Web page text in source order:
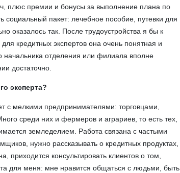
плюс премии и бонусы за выполнение плана по
пакет: лечебное пособие, путевки для
оказалось так. После трудоустройства я бы к
кредитных экспертов она очень понятная и
начальника отделения или филиала вполне
достаточно.
эксперта?
с мелкими предпринимателями: торговцами,
среди них и фермеров и аграриев, то есть тех,
земледелием. Работа связана с частыми
нужно рассказывать о кредитных продуктах,
приходится консультировать клиентов о том,
для меня: мне нравится общаться с людьми, быть